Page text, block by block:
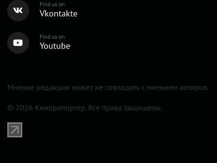
Find us on
Vkontakte
Find us on
Youtube
Мнение редакции может не совпадать с мнением авторов.
© 2026 Кинорепортер. Все права защищены.